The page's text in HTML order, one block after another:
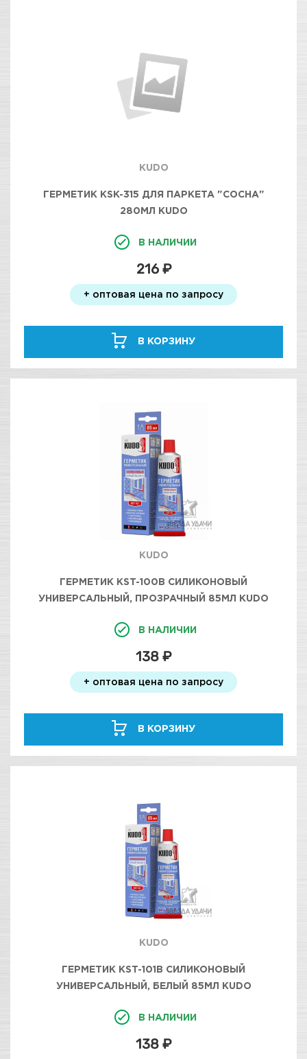
KUDO
ГЕРМЕТИК KSK-315 ДЛЯ ПАРКЕТА "СОСНА"
280МЛ KUDO
В НАЛИЧИИ
216 ₽
+ оптовая цена по запросу
В КОРЗИНУ
KUDO
ГЕРМЕТИК KST-100B СИЛИКОНОВЫЙ
УНИВЕРСАЛЬНЫЙ, ПРОЗРАЧНЫЙ 85МЛ KUDO
В НАЛИЧИИ
138 ₽
+ оптовая цена по запросу
В КОРЗИНУ
KUDO
ГЕРМЕТИК KST-101B СИЛИКОНОВЫЙ
УНИВЕРСАЛЬНЫЙ, БЕЛЫЙ 85МЛ KUDO
В НАЛИЧИИ
138 ₽